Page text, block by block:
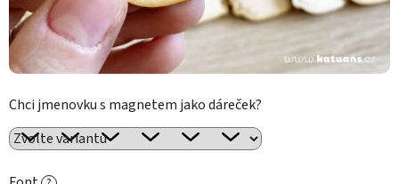
Chci jmenovku s magnetem jako dáreček?